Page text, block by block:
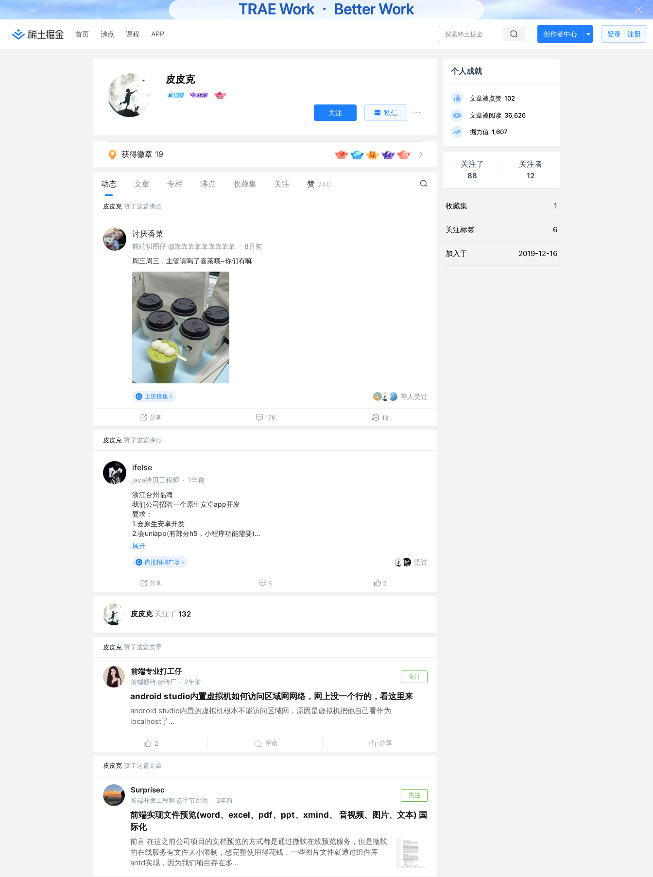
首页 沸点 课程 APP 创作者中心 登录 注册
皮皮克
关注 私信
获得徽章 19
动态 文章 专栏 沸点 收藏集 关注 赞 240
皮皮克 赞了这篇沸点
讨厌香菜
前端切图仔 @靠靠靠靠靠靠靠靠靠 · 8月前
周三周三，主管请喝了喜茶哦~你们有嘛
上班摸鱼 等人赞过
分享 176 13
皮皮克 赞了这篇沸点
ifelse
java拷贝工程师 · 1年前
浙江台州临海
我们公司招聘一个原生安卓app开发
要求：
1.会原生安卓开发
2.会uniapp(有部分h5，小程序功能需要)…
展开
内推招聘广场 赞过
分享 6 2
皮皮克 关注了 132
皮皮克 赞了这篇文章
前端专业打工仔
前端搬砖 @砖厂 · 2年前
关注
android studio内置虚拟机如何访问区域网网络，网上没一个行的，看这里来
android studio内置的虚拟机根本不能访问区域网，原因是虚拟机把他自己看作为
localhost了...
2 评论 分享
皮皮克 赞了这篇文章
Surprisec
前端开发工程狮 @字节跳动 · 2年前
关注
前端实现文件预览(word、excel、pdf、ppt、xmind、 音视频、图片、文本) 国
际化
前言 在这之前公司项目的文档预览的方式都是通过微软在线预览服务，但是微软
的在线服务有文件大小限制，想完整使用得花钱，一些图片文件就通过组件库
antd实现，因为我们项目存在多...
个人成就
文章被点赞 102
文章被阅读 36,626
掘力值 1,607
关注了
88
关注者
12
收藏集 1
关注标签 6
加入于 2019-12-16